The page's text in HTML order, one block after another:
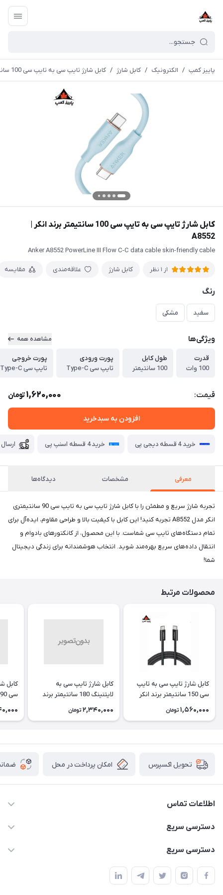
پاییز کمپ / الکترونیک / کابل شارژ / کابل شارژ تایپ سی به تایپ سی 100 سانتیمتر برند انکر | A8552
کابل شارژ تایپ سی به تایپ سی 100 سانتیمتر برند انکر |
A8552
Anker A8552 PowerLine III Flow C-C data cable skin-friendly cable
از 1 نظر کابل شارژ علاقه‌مندی مقایسه
رنگ
سفید مشکی
ویژگی‌ها مشاهده همه
قدرت
100 وات
طول کابل
100 سانتیمتر
پورت ورودی
تایپ سی Type-C
پورت خروجی
تایپ سی Type-C
قیمت: 1,620,000تومان
افزودن به سبدخرید
خرید 4 قسطه دیجی پی خرید 4 قسطه اسنپ پی
معرفی مشخصات دیدگاه‌ها
تجربه شارژ سریع و مطمئن را با کابل شارژ تایپ سی به تایپ سی 90 سانتیمتری
انکر مدل A8552 تجربه کنید! این کابل با کیفیت بالا و طراحی مقاوم، ایده‌آل برای
تمام دستگاه‌های تایپ سی شماست. با این محصول، از کانکتورهای بادوام و
انتقال داده‌های سریع بهره‌مند شوید. انتخاب هوشمندانه برای زندگی دیجیتال
شما!
محصولات مرتبط
کابل شارژ تایپ سی به تایپ
سی 150 سانتیمتر برند انکر
1,560,000 تومان
کابل شارژ تایپ سی به
لایتنینگ 180 سانتیمتر برند
2,340,000 تومان
کابل
تحویل اکسپرس امکان پرداخت در محل
اطلاعات تماس
02166456492 - 09121933405
حتما با هماهنگی قبلی
دسترسی سریع
خرید کیسه خواب
چادر بادی
دسترسی سریع
چادر سرخپوستی
صندلی تاشو